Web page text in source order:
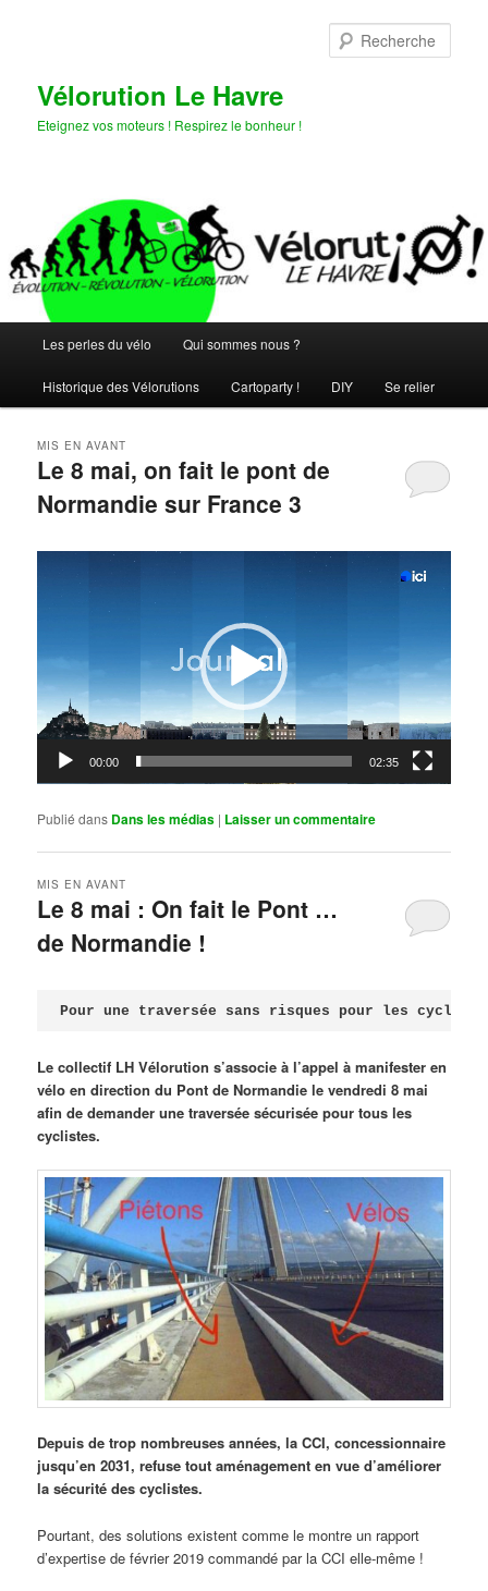
Vélorution Le Havre
Eteignez vos moteurs ! Respirez le bonheur !
principal
Les perles du vélo Qui sommes nous ?
Historique des Vélorutions Cartoparty ! DIY Se relier
Le 8 mai, on fait le pont de
Normandie sur France 3
MIS EN AVANT
00:00 02:35
Publié dans Dans les médias | Laisser un commentaire
Le 8 mai : On fait le Pont …
de Normandie !
MIS EN AVANT
Pour une traversée sans risques pour les
Le collectif LH Vélorution s’associe à l’appel à manifester en
vélo en direction du Pont de Normandie le vendredi 8 mai
afin de demander une traversée sécurisée pour tous les
cyclistes.
Depuis de trop nombreuses années, la CCI, concessionnaire
jusqu’en 2031, refuse tout aménagement en vue d’améliorer
la sécurité des cyclistes.
Pourtant, des solutions existent comme le montre un rapport
d’expertise de février 2019 commandé par la CCI elle-même !